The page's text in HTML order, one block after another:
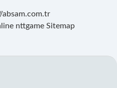
absam.com.tr
nttgame Sitemap